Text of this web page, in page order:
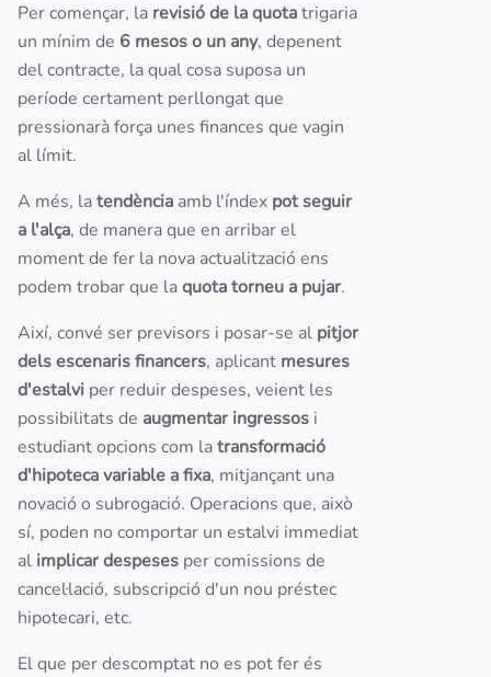
Per començar, la revisió de la quotatrigaria
un mínim de 6 mesos o un any, depenent
del contracte, la qual cosa suposa un
període certament perllongat que
pressionarà força unes finances que vagin
al límit.
A més, latendència amb l'índex pot seguir
a l'alça, de manera que en arribar el
moment de fer la nova actualització ens
podem trobar que laquota torneu a pujar.
Així, convé ser previsors i posar-se al pitjor
dels escenaris financers, aplicant mesures
d'estalvi per reduir despeses, veient les
possibilitats de augmentar ingressos i
estudiant opcions com latransformació
d'hipoteca variable a fixa, mitjançant una
novació o subrogació. Operacions que, això
sí, poden no comportar un estalvi immediat
al implicar despeses per comissions de
cancel·lació, subscripció d'un nou préstec
hipotecari, etc.
El que per descomptat no es pot fer és